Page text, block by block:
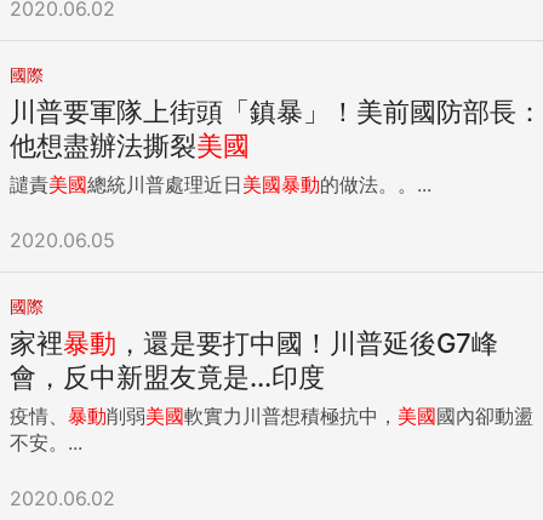
2020.06.02
國際
川普要軍隊上街頭「鎮暴」！美前國防部長：
他想盡辦法撕裂美國
譴責美國總統川普處理近日美國暴動的做法。。...
2020.06.05
國際
家裡暴動 ，還是要打中國！川普延後G7峰
會，反中新盟友竟是...印度
疫情、 暴動削弱美國軟實力川普想積極抗中， 美國國內卻動盪
不安。...
2020.06.02